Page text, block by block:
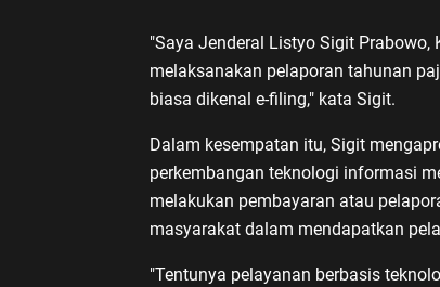
"Saya Jenderal Listyo Sigit
melaksanakan pelaporan tahunan
biasa dikenal e-filing," kata Sigit.
Dalam kesempatan itu, Sigit
perkembangan teknologi informasi
melakukan pembayaran atau
masyarakat dalam mendapatkan
"Tentunya pelayanan berbasis